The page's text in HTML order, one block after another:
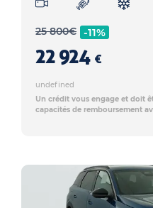
25 800€ -11%
22 924 €
undefined
Un crédit vous engage et doit
capacités de remboursement